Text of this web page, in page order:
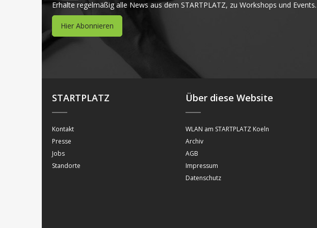
Erhalte regelmäßig alle News aus dem STARTPLATZ, zu Workshops und Events.
Hier Abonnieren
STARTPLATZ
Kontakt
Presse
Jobs
Standorte
Über diese Website
WLAN am STARTPLATZ Koeln
Archiv
AGB
Impressum
Datenschutz